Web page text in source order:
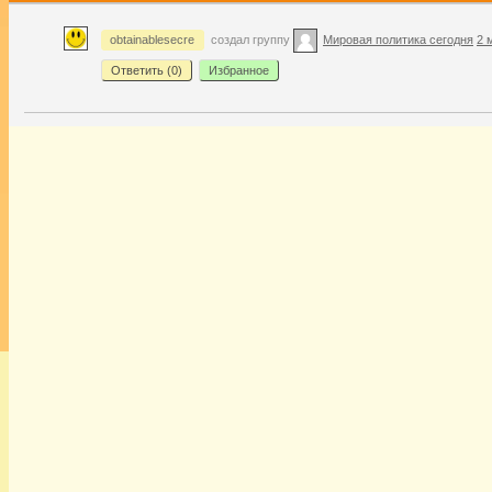
obtainablesecre создал группу Мировая политика сегодня 2
Ответить (0) Избранное